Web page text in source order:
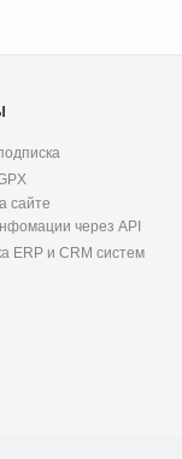
сайте
через API
ERP и CRM систем